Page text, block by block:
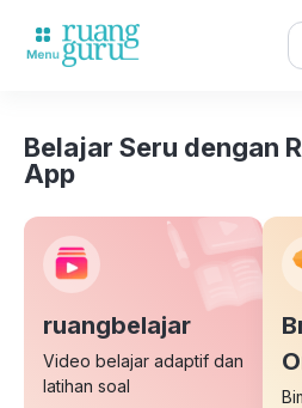
Belajar Seru dengan
App
ruangbelajar
Video belajar adaptif dan
latihan soal